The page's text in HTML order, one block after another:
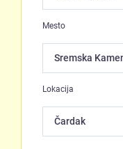
Mesto
Lokacija
Čardak